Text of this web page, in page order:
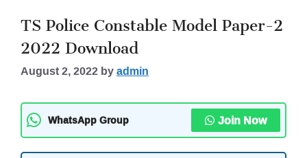
TS Police Constable Model Paper-2
2022 Download
August 2, 2022byadmin
WhatsApp Group Join Now